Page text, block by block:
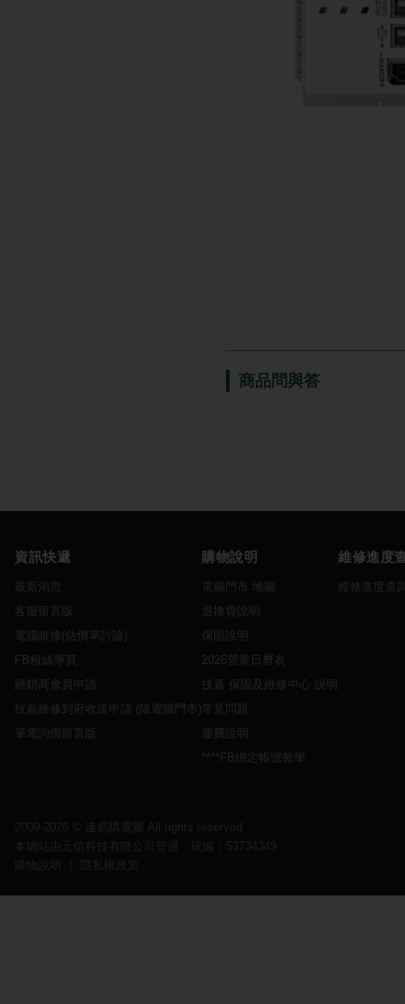
商品問與答
資訊快遞
最新消息
客服留言版
電腦維修(估價單討論)
FB粉絲專頁
經銷商會員申請
技嘉維修到府收送申請 (限電腦門市)
筆電詢價留言版
購物說明
電腦門市 地圖
退換貨說明
保固說明
2026營業日曆表
技嘉 保固及維修中心 說明
常見問題
運費說明
****FB綁定帳號教學
維修進度
維修進度查